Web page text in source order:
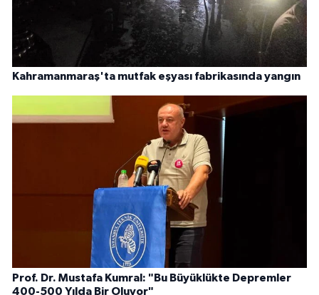
Kahramanmaraş'ta mutfak eşyası fabrikasında yangın
Prof. Dr. Mustafa Kumral: "Bu Büyüklükte Depremler
400-500 Yılda Bir Oluyor"